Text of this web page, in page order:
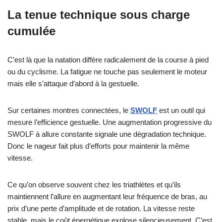
La tenue technique sous charge
cumulée
C’est là que la natation diffère radicalement de la course à pied
ou du cyclisme. La fatigue ne touche pas seulement le moteur
mais elle s’attaque d’abord à la gestuelle.
Sur certaines montres connectées, le SWOLF est un outil qui
mesure l’efficience gestuelle. Une augmentation progressive du
SWOLF à allure constante signale une dégradation technique.
Donc le nageur fait plus d’efforts pour maintenir la même
vitesse.
Ce qu’on observe souvent chez les triathlètes et qu’ils
maintiennent l’allure en augmentant leur fréquence de bras, au
prix d’une perte d’amplitude et de rotation. La vitesse reste
stable, mais le coût énergétique explose silencieusement. C’est